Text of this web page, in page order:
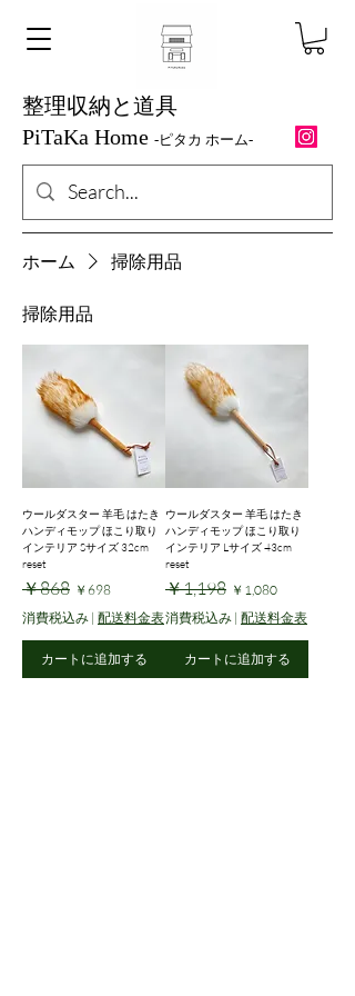
整理収納と道具
PiTaKa Home -ピタカ ホーム-
ホーム 掃除用品
掃除用品
ウールダスター 羊毛 はたき
ハンディモップ ほこり取り
インテリア Sサイズ 32cm
reset
通常価格
￥868 セール価格
￥698
消費税込み | 配送料金表
カートに追加する
ウールダスター 羊毛 はたき
ハンディモップ ほこり取り
インテリア Lサイズ 43cm
reset
通常価格
￥1,198 セール価格
￥1,080
消費税込み | 配送料金表
カートに追加する